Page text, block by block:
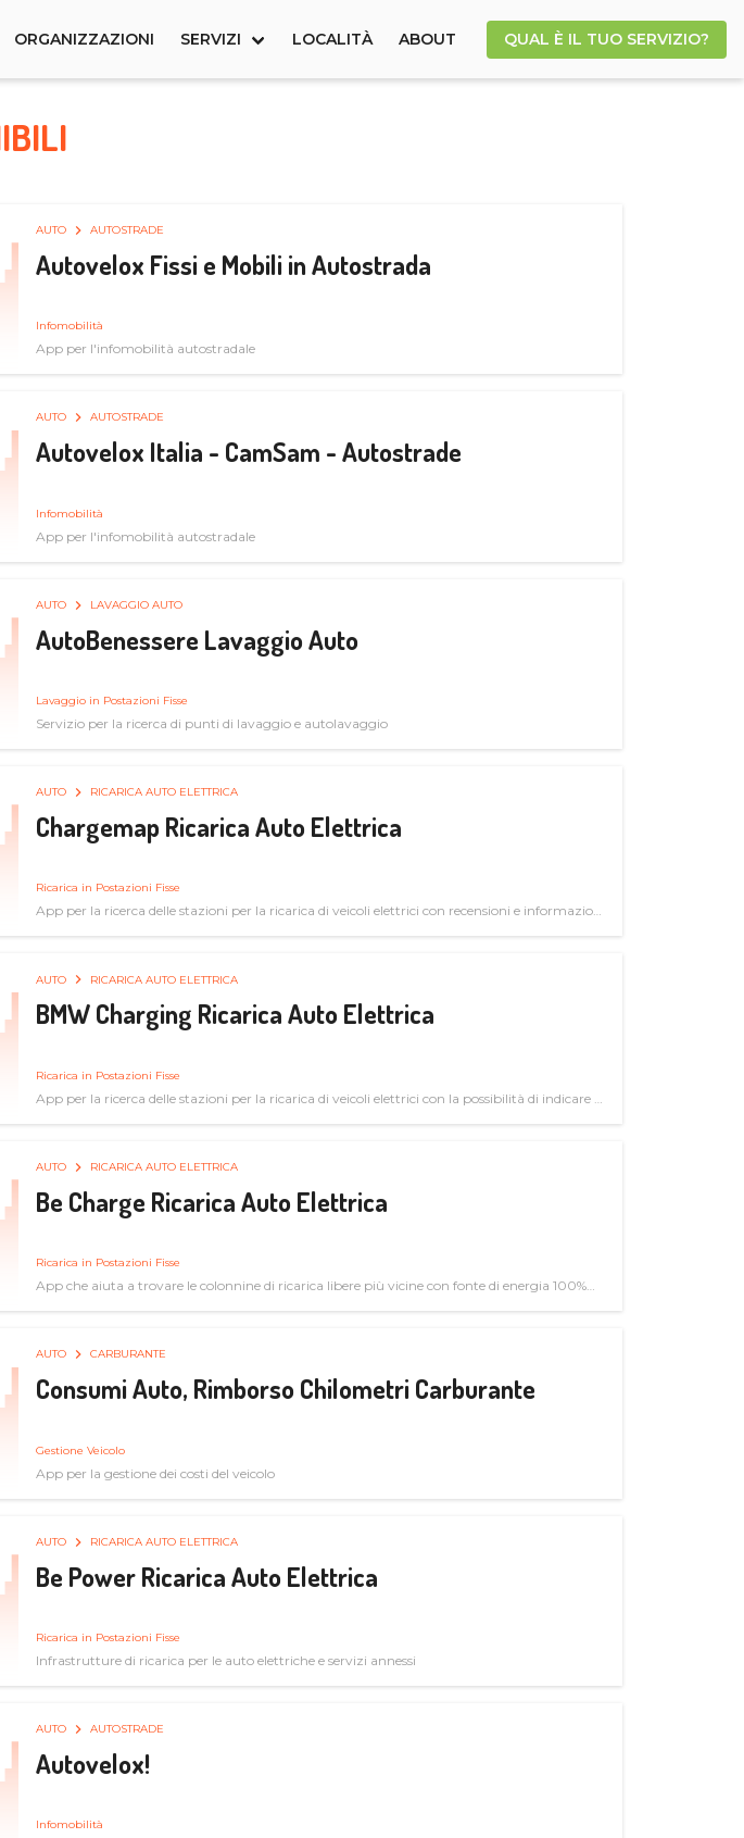
ORGANIZZAZIONI SERVIZI LOCALITÀ ABOUT QUAL È IL TUO SERVIZIO?
AUTO AUTOSTRADE
Autovelox Fissi e Mobili in Autostrada
Infomobilità
App per l'infomobilità autostradale
AUTO AUTOSTRADE
Autovelox Italia - CamSam - Autostrade
Infomobilità
App per l'infomobilità autostradale
AUTO LAVAGGIO AUTO
AutoBenessere Lavaggio Auto
Lavaggio in Postazioni Fisse
Servizio per la ricerca di punti di lavaggio e autolavaggio
AUTO RICARICA AUTO ELETTRICA
Chargemap Ricarica Auto Elettrica
Ricarica in Postazioni Fisse
App per la ricerca delle stazioni per la ricarica di veicoli elettrici con recensioni e informazioni
AUTO RICARICA AUTO ELETTRICA
BMW Charging Ricarica Auto Elettrica
Ricarica in Postazioni Fisse
App per la ricerca delle stazioni per la ricarica di veicoli elettrici con la possibilità di indicare le
AUTO RICARICA AUTO ELETTRICA
Be Charge Ricarica Auto Elettrica
Ricarica in Postazioni Fisse
App che aiuta a trovare le colonnine di ricarica libere più vicine con fonte di energia 100%
AUTO CARBURANTE
Consumi Auto, Rimborso Chilometri Carburante
Gestione Veicolo
App per la gestione dei costi del veicolo
AUTO RICARICA AUTO ELETTRICA
Be Power Ricarica Auto Elettrica
Ricarica in Postazioni Fisse
Infrastrutture di ricarica per le auto elettriche e servizi annessi
AUTO AUTOSTRADE
Autovelox!
Infomobilità